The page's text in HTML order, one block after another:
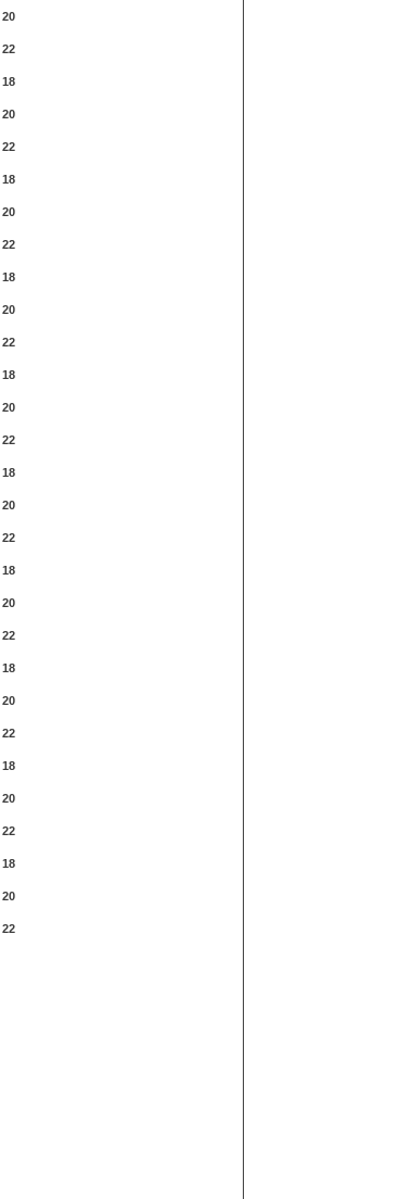
20
22
18
20
22
18
20
22
18
20
22
18
20
22
18
20
22
18
20
22
18
20
22
18
20
22
18
20
22